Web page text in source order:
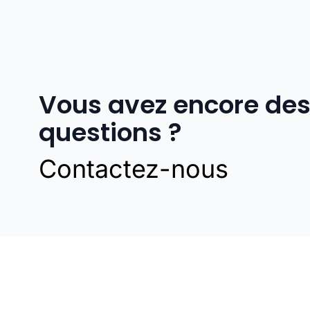
Vous avez encore des
questions ?
Contactez-nous